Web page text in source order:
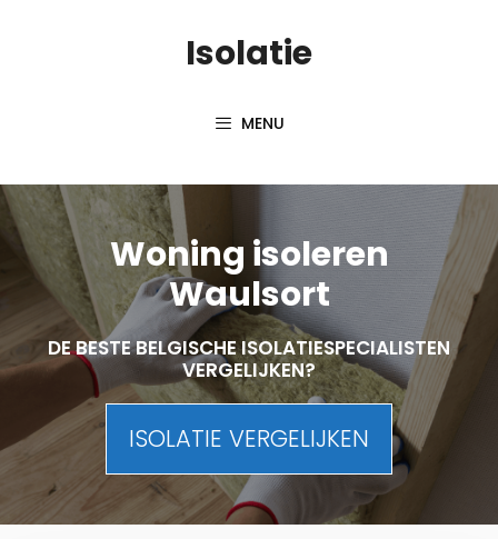
Isolatie
MENU
Woning isoleren
Waulsort
DE BESTE BELGISCHE ISOLATIESPECIALISTEN
VERGELIJKEN?
ISOLATIE VERGELIJKEN